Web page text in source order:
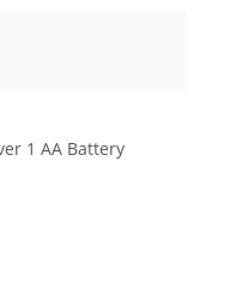
1 AA Battery